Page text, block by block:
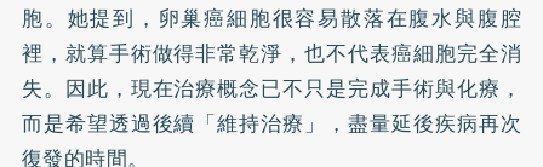
胞。她提到，卵巢癌細胞很容易散落在腹水與腹腔
裡，就算手術做得非常乾淨，也不代表癌細胞完全消
失。因此，現在治療概念已不只是完成手術與化療，
而是希望透過後續「維持治療」，盡量延後疾病再次
復發的時間。